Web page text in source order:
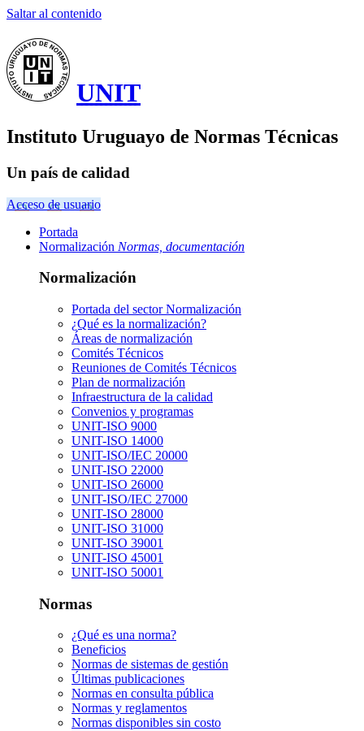
Saltar al contenido
UNIT
Instituto Uruguayo de Normas Técnicas
Un país de calidad
Acceso de usuario
Portada
Normalización Normas, documentación
Normalización
Portada del sectorNormalización
¿Qué es la normalización?
Áreas de normalización
Comités Técnicos
Reuniones de Comités Técnicos
Plan de normalización
Infraestructura de la calidad
Convenios y programas
UNIT-ISO 9000
UNIT-ISO 14000
UNIT-ISO/IEC 20000
UNIT-ISO 22000
UNIT-ISO 26000
UNIT-ISO/IEC 27000
UNIT-ISO 28000
UNIT-ISO 31000
UNIT-ISO 39001
UNIT-ISO 45001
UNIT-ISO 50001
Normas
¿Qué es una norma?
Beneficios
Normas de sistemas de gestión
Últimas publicaciones
Normas en consulta pública
Normas y reglamentos
Normas disponibles sin costo